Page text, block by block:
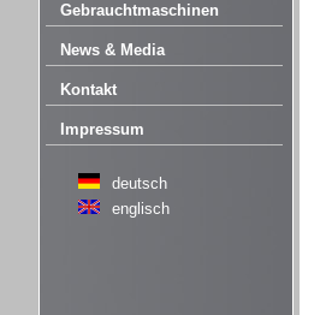
Gebrauchtmaschinen
News & Media
Kontakt
Impressum
deutsch
englisch